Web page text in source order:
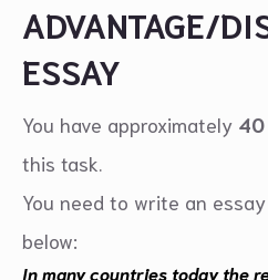
ADVANTAGE/
ESSAY
You have approximately 40
this task.
You need to write an
below:
In many countries today the